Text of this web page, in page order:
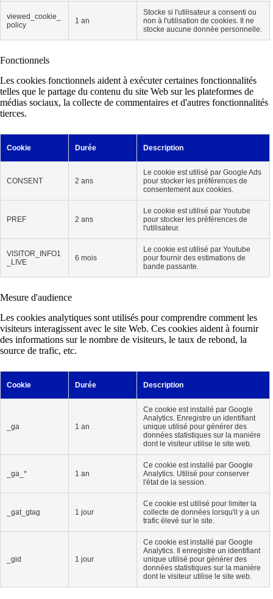
viewed_cookie_
policy
1 an
Stocke si l'utilisateur a consenti ou
non à l'utilisation de cookies. Il ne
stocke aucune donnée personnelle.
Fonctionnels
Les cookies fonctionnels aident à exécuter certaines fonctionnalités
telles que le partage du contenu du site Web sur les plateformes de
médias sociaux, la collecte de commentaires et d'autres fonctionnalités
tierces.
Cookie Durée Description
CONSENT 2 ans
Le cookie est utilisé par Google Ads
pour stocker les préférences de
consentement aux cookies.
PREF 2 ans
Le cookie est utilisé par Youtube
pour stocker les préférences de
l'utilisateur.
VISITOR_INFO1
_LIVE
6 mois
Le cookie est utilisé par Youtube
pour fournir des estimations de
bande passante.
Mesure d'audience
Les cookies analytiques sont utilisés pour comprendre comment les
visiteurs interagissent avec le site Web. Ces cookies aident à fournir
des informations sur le nombre de visiteurs, le taux de rebond, la
source de trafic, etc.
Cookie Durée Description
_ga 1 an
Ce cookie est installé par Google
Analytics. Enregistre un identifiant
unique utilisé pour générer des
données statistiques sur la manière
dont le visiteur utilise le site web.
_ga_* 1 an
Ce cookie est installé par Google
Analytics. Utilisé pour conserver
l'état de la session.
_gat_gtag 1 jour
Ce cookie est utilisé pour limiter la
collecte de données lorsqu'il y a un
trafic élevé sur le site.
_gid 1 jour
Ce cookie est installé par Google
Analytics. Il enregistre un identifiant
unique utilisé pour générer des
données statistiques sur la manière
dont le visiteur utilise le site web.